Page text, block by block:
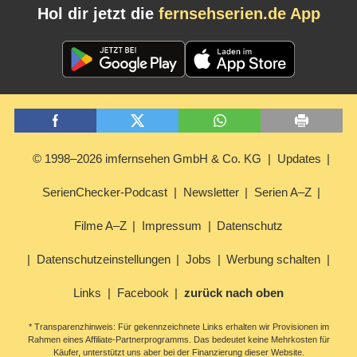
Hol dir jetzt die fernsehserien.de App
© 1998–2026 imfernsehen GmbH & Co. KG Updates
SerienChecker-Podcast Newsletter Serien A–Z
Filme A–Z Impressum Datenschutz
Datenschutzeinstellungen Jobs Werbung schalten
Links Facebook zurück nach oben
* Transparenzhinweis: Für gekennzeichnete Links erhalten wir Provisionen im
Rahmen eines Affiliate-Partnerprogramms. Das bedeutet keine Mehrkosten für
Käufer, unterstützt uns aber bei der Finanzierung dieser Website.